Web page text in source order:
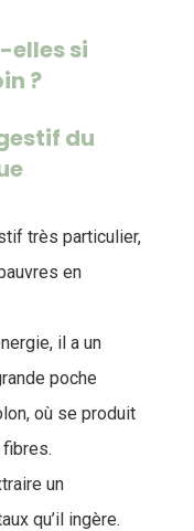
elles si
?
du
très particulier,
en
il a un
poche
où se produit
un
qu’il ingère.